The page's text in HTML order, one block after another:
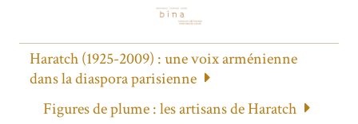
Haratch (1925-2009) : une voix arménienne
dans la diaspora parisienne
Figures de plume : les artisans de Haratch